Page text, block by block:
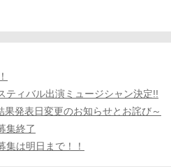
ティバル出演ミュージシャン決定!!
果発表日変更のお知らせとお詫び～
集終了
集は明日まで！！